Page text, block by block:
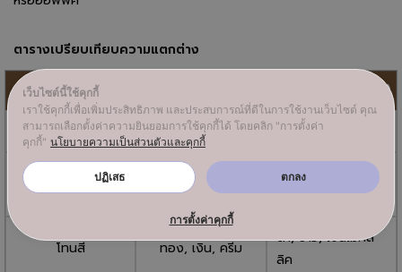
ตารางเปรียบเทียบความแตกต่าง
รายละเอียด โมเดิร์น (Modern)
ดีไซน์ หรูหรา ซับซ้อน เรียบหรู ทันสมัย
คริสตัล แก้ว ทอง
เหลือง
สแตนเลส โครเมียม
อะคริลิก
โทนสี ทอง, เงิน, ครีม
ดำ, ขาว, เงินเมทัล
ลิค
เว็บไซต์นี้ใช้คุกกี้
เราใช้คุกกี้เพื่อเพิ่มประสิทธิภาพ และประสบการณ์ที่ดีในการใช้งานเว็บไซต์ คุณ
สามารถเลือกตั้งค่าความยินยอมการใช้คุกกี้ได้ โดยคลิก "การตั้งค่า
คุกกี้" นโยบายความเป็นส่วนตัวและคุกกี้
ปฏิเสธ ตกลง
การตั้งค่าคุกกี้